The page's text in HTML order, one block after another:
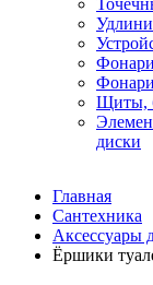
Щиты,
диски
Главная
Сантехника
Аксессуары
Ёршики